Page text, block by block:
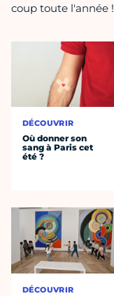
coup toute l'année !
DÉCOUVRIR
Où donner son
sang à Paris cet
été ?
DÉCOUVRIR